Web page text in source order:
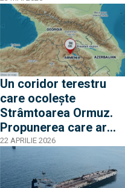
Rusia
Un coridor terestru
care ocolește
Strâmtoarea Ormuz.
Propunerea care ar
face din Turcia
brokerul regiunii
22 APRILIE 2026